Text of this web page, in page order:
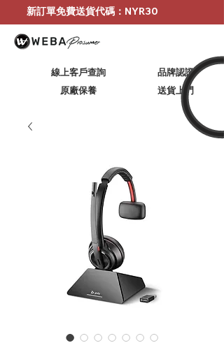
新訂單免費送貨代碼：NYR30
線上客戶查詢
原廠保養
品牌認證
​送貨上門